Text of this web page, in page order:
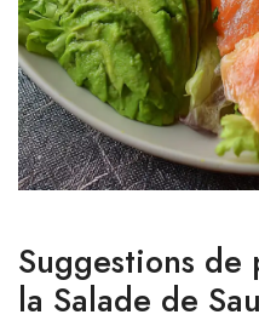
Suggestions
la Salade de